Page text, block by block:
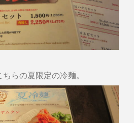
らの夏限定の冷麺。